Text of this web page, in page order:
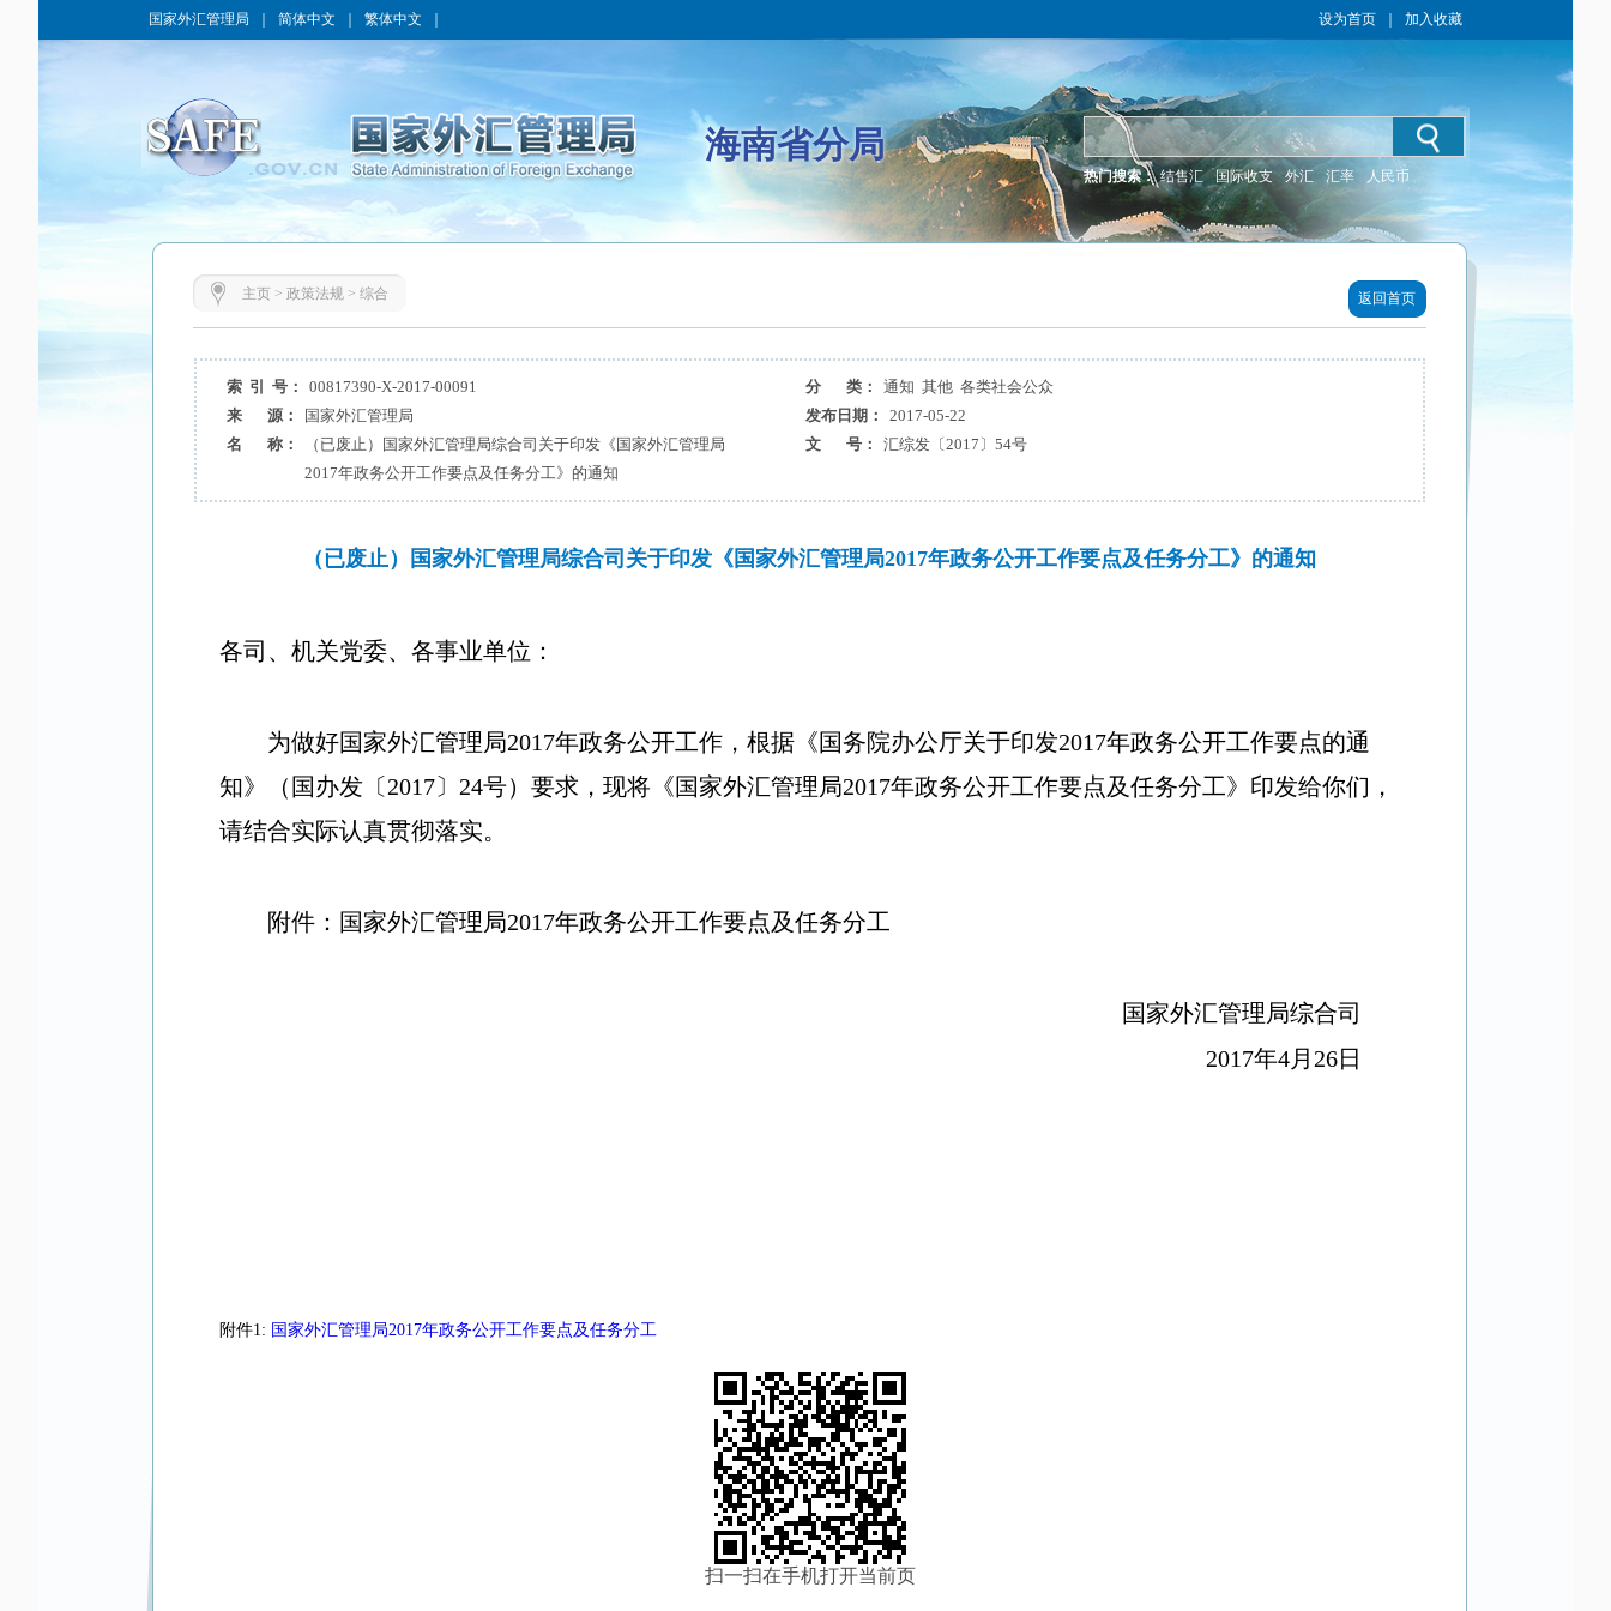
国家外汇管理局 简体中文 繁体中文 设为首页 加入收藏
海南省分局
热门搜索： 结售汇 国际收支 外汇 汇率 人民币
主页> 政策法规> 综合 返回首页
索 引 号： 00817390-X-2017-00091 分 类：
通知 其他 各类社会公众
来 源：
国家外汇管理局 发布日期：
2017-05-22
名 称：
（已废止）国家外汇管理局综合司关于印发《国家外汇管理局
2017年政务公开工作要点及任务分工》的通知
文 号： 汇综发〔2017〕54号
（已废止）国家外汇管理局综合司关于印发《国家外汇管理局2017年政务公开工作要点及任务分工》的通知
各司、机关党委、各事业单位：
为做好国家外汇管理局2017年政务公开工作，根据《国务院办公厅关于印发2017年政务公开工作要点的通
知》（国办发〔2017〕 24号）要求，现将《国家外汇管理局2017年政务公开工作要点及任务分工》印发给你们，
请结合实际认真贯彻落实。
附件：国家外汇管理局2017年政务公开工作要点及任务分工
国家外汇管理局综合司
2017年4月 26日
附件1: 国家外汇管理局2017年政务公开工作要点及任务分工
扫一扫在手机打开当前页